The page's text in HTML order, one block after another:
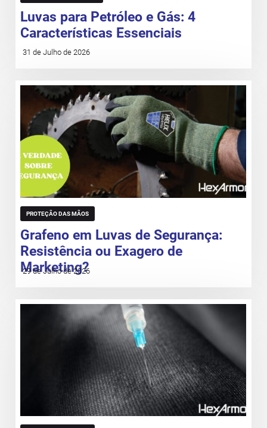
Luvas para Petróleo e Gás: 4
Características Essenciais
31 de Julho de 2026
PROTEÇÃO DAS MÃOS
Grafeno em Luvas de Segurança:
Resistência ou Exagero de
Marketing?
29 de Julho de 2026